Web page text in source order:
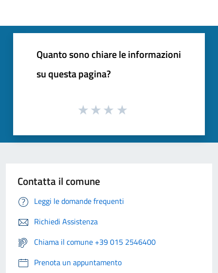
Quanto sono chiare le informazioni
su questa pagina?
Contatta il comune
Leggi le domande frequenti
Richiedi Assistenza
Chiama il comune +39 015 2546400
Prenota un appuntamento